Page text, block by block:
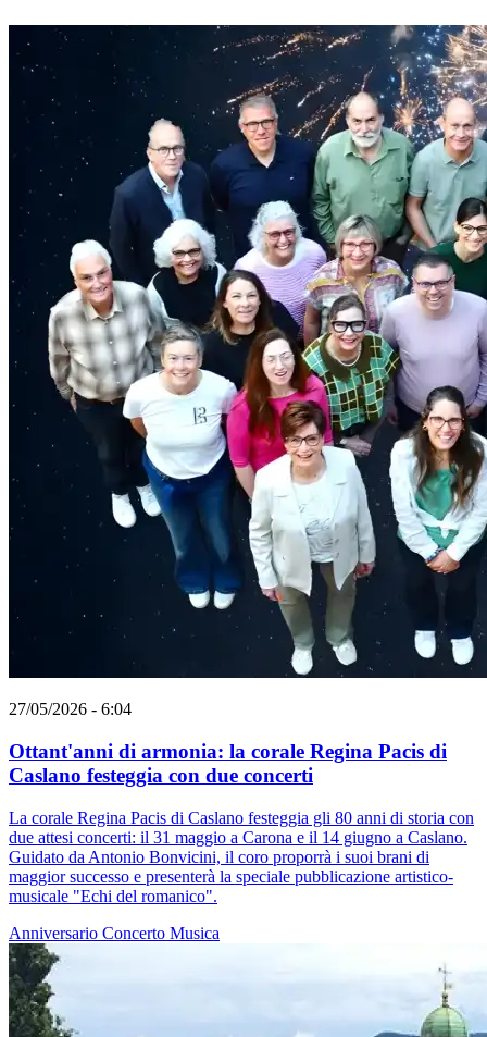
27/05/2026 - 6:04
Ottant'anni di armonia: la corale Regina Pacis di
Caslano festeggia con due concerti
La corale Regina Pacis di Caslano festeggia gli 80 anni di storia con
due attesi concerti: il 31 maggio a Carona e il 14 giugno a Caslano.
Guidato da Antonio Bonvicini, il coro proporrà i suoi brani di
maggior successo e presenterà la speciale pubblicazione artistico-
musicale "Echi del romanico".
Anniversario Concerto Musica